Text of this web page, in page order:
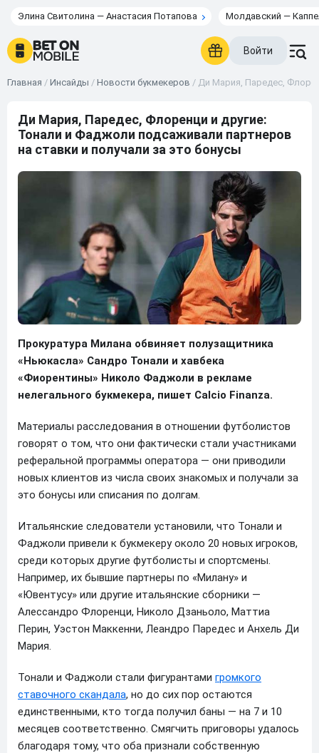
Элина Свитолина — Анастасия Потапова Молдавский —
Войти
Главная / Инсайды / Новости букмекеров / Ди Мария, Паредес,
Ди Мария, Паредес, Флоренци и другие:
Тонали и Фаджоли подсаживали партнеров
на ставки и получали за это бонусы
Прокуратура Милана обвиняет полузащитника
«Ньюкасла» Сандро Тонали и хавбека
«Фиорентины» Николо Фаджоли в рекламе
нелегального букмекера, пишет Calcio Finanza.
Материалы расследования в отношении футболистов
говорят о том, что они фактически стали участниками
реферальной программы оператора — они приводили
новых клиентов из числа своих знакомых и получали за
это бонусы или списания по долгам.
Итальянские следователи установили, что Тонали и
Фаджоли привели к букмекеру около 20 новых игроков,
среди которых другие футболисты и спортсмены.
Например, их бывшие партнеры по «Милану» и
«Ювентусу» или другие итальянские сборники —
Алессандро Флоренци, Николо Дзаньоло, Маттиа
Перин, Уэстон Маккенни, Леандро Паредес и Анхель Ди
Мария.
Тонали и Фаджоли стали фигурантами громкого
ставочного скандала, но до сих пор остаются
единственными, кто тогда получил баны — на 7 и 10
месяцев соответственно. Смягчить приговоры удалось
благодаря тому, что оба признали собственную